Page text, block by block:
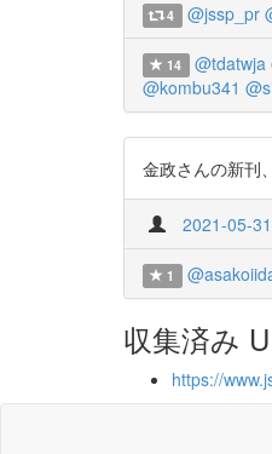
4 @jssp_pr
14 @tdatwja
@kombu341
金政さんの新刊
2021-05-
1
収集済み
https://